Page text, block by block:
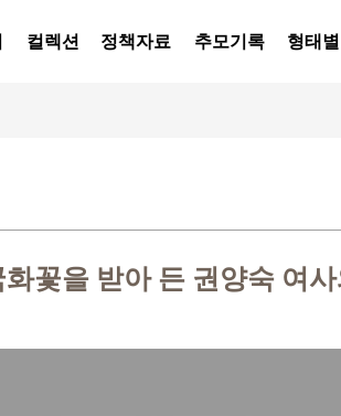
컬렉션 정책자료 추모기록 형태
꽃을 받아 든 권양숙 여